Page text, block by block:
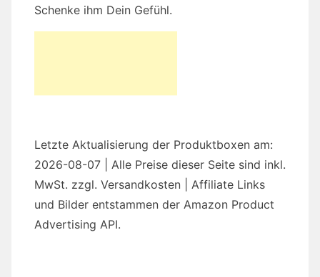
Schenke ihm Dein Gefühl.
Letzte Aktualisierung der Produktboxen am:
2026-08-07 | Alle Preise dieser Seite sind inkl.
MwSt. zzgl. Versandkosten | Affiliate Links
und Bilder entstammen der Amazon Product
Advertising API.